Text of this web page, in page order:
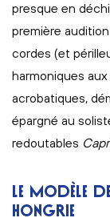
presque en
première
cordes (et
harmoniques
acrobatiques,
épargné au
redoutables
LE MODÈLE
HONGRIE